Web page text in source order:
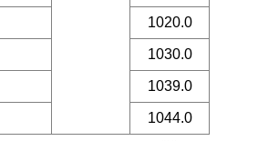
1020.0
1030.0
1039.0
1044.0